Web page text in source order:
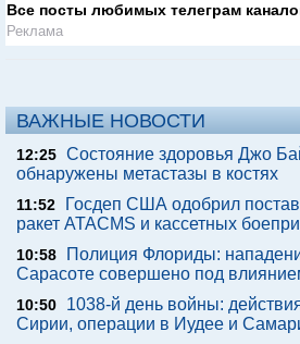
Все посты любимых телеграм
Реклама
ВАЖНЫЕ НОВОСТИ
12:25 Состояние здоровья Джо
обнаружены метастазы в костях
11:52
Госдеп США одобрил
ракет ATACMS и кассетных
10:58
Полиция Флориды:
Сарасоте совершено под
10:50
1038-й день войны:
Сирии, операции в Иудее и